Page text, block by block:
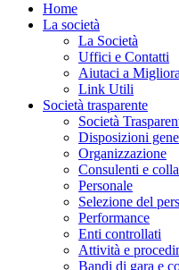
Home
La società
La Società
Uffici e Contatti
Aiutaci a
Link Utili
Società trasparente
Società
Disposizioni
Organizzazione
Consulenti e
Personale
Selezione del
Performance
Enti controllati
Attività e
Bandi di gara e